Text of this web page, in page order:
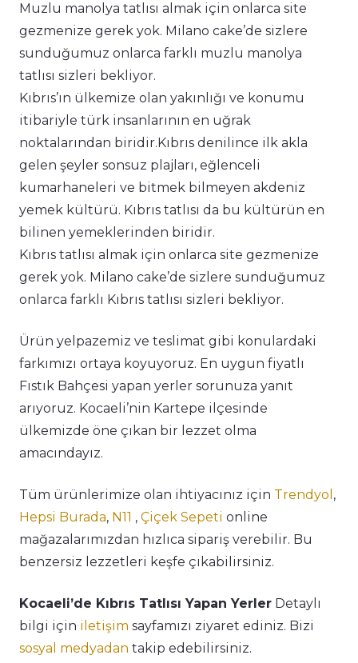
Muzlu manolya tatlısı almak için onlarca site
gezmenize gerek yok. Milano cake’de sizlere
sunduğumuz onlarca farklı muzlu manolya
tatlısı sizleri bekliyor.
Kıbrıs’ın ülkemize olan yakınlığı ve konumu
itibariyle türk insanlarının en uğrak
noktalarından biridir.Kıbrıs denilince ilk akla
gelen şeyler sonsuz plajları, eğlenceli
kumarhaneleri ve bitmek bilmeyen akdeniz
yemek kültürü. Kıbrıs tatlısı da bu kültürün en
bilinen yemeklerinden biridir.
Kıbrıs tatlısı almak için onlarca site gezmenize
gerek yok. Milano cake’de sizlere sunduğumuz
onlarca farklı Kıbrıs tatlısı sizleri bekliyor.
Ürün yelpazemiz ve teslimat gibi konulardaki
farkımızı ortaya koyuyoruz. En uygun fiyatlı
Fıstık Bahçesi yapan yerler sorunuza yanıt
arıyoruz. Kocaeli’nin Kartepe ilçesinde
ülkemizde öne çıkan bir lezzet olma
amacındayız.
Tüm ürünlerimize olan ihtiyacınız için Trendyol ,
Hepsi Burada, N11 , Çiçek Sepeti online
mağazalarımızdan hızlıca sipariş verebilir. Bu
benzersiz lezzetleri keşfe çıkabilirsiniz.
Kocaeli’de Kıbrıs Tatlısı Yapan Yerler Detaylı
bilgi için iletişim sayfamızı ziyaret ediniz. Bizi
sosyal medyadan takip edebilirsiniz.